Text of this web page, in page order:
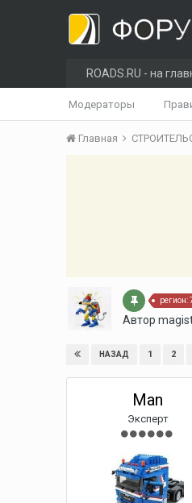
ROADS.RU - на
Модераторы
Главная
регион:
Автор
НАЗАД 1 2
Man
Эксперт